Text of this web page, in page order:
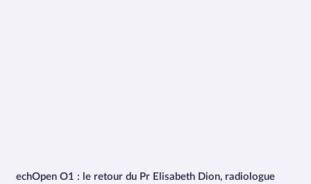
2:24
echOpen O1 : le retour du Pr Elisabeth Dion, radiologue